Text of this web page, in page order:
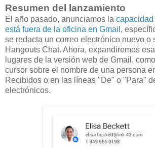
Resumen del lanzamiento
El año pasado, anunciamos la
está fuera de la oficina en Gmail ,
se redacta un correo electrónico nuevo o
Hangouts Chat. Ahora, expandiremos
lugares de la versión web de Gmail,
cursor sobre el nombre de una persona
Recibidos o en las líneas "De" o "Para"
electrónicos.